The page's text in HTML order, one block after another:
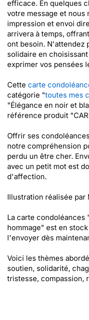
efficace. En quelques
votre message et nous
impression et envoi
arrivera à temps,
ont besoin. N'attendez
solidaire en
exprimer vos pensées
Cette carte
catégorie "toutes mes
"Élégance en noir et
référence produit
Offrir ses
notre compréhension
perdu un être cher.
avec un petit mot est
d'affection.
Illustration réalisée par
La carte condoléances
hommage" est en
l'envoyer dès
Voici les thèmes
soutien, solidarité,
tristesse, compassion,